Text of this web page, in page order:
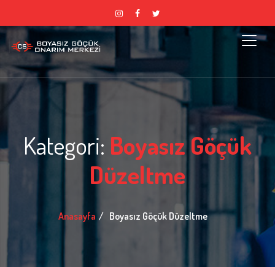
Kategori: Boyasız Göçük
Düzeltme
Anasayfa Boyasız Göçük Düzeltme